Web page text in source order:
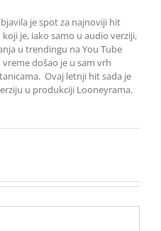
je spot za najnoviji hit
koji je, iako samo u audio verziji,
u trendingu na You Tube
došao je u sam vrh
Ovaj letnji hit sada je
u produkciji Looneyrama.